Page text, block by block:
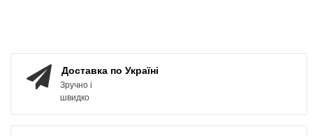
Доставка по Україні
Зручно і
швидко